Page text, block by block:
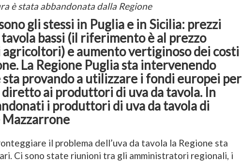
è stata abbandonata dalla Regione
gli stessi in Puglia e in Sicilia: prezzi
tavola bassi (il riferimento è al prezzo
agricoltori) e aumento vertiginoso dei costi
La Regione Puglia sta intervenendo
sta provando a utilizzare i fondi europei per
diretto ai produttori di uva da tavola. In
i produttori di uva da tavola di
il problema dell’uva da tavola la Regione sta
Ci sono state riunioni tra gli amministratori regionali, i